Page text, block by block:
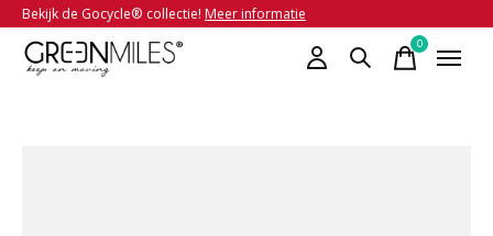
Bekijk de Gocycle® collectie! Meer informatie
0items